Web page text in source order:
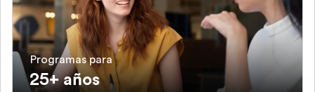
Programas para
25+ años